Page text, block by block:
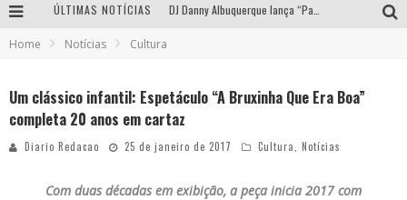
ÚLTIMAS NOTÍCIAS
Home Notícias Cultura
Um clássico infantil: Espetáculo “A Bruxinha Que Era Boa”
completa 20 anos em cartaz
Diario Redacao 25 de janeiro de 2017 Cultura Notícias
Com duas décadas em exibição, a peça inicia 2017 com